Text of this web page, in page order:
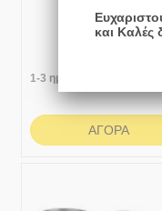
Νεροσωλήνας 1'
1-3 ημέρες
ΑΓΟΡΆ
και Καλές